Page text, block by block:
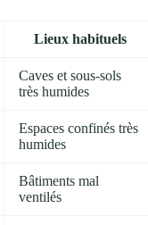
Lieux habituels
Caves et sous-sols
très humides
Espaces confinés très
humides
Bâtiments mal
ventilés